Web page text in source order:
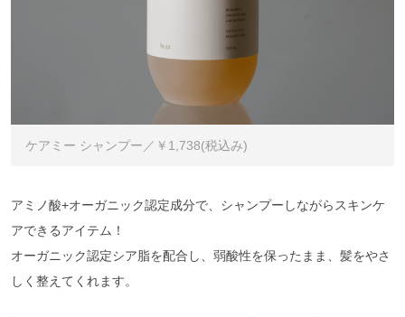
ケアミー シャンプー／￥1,738(税込み)
アミノ酸+オーガニック認定成分で、シャンプーしながらスキンケ
アできるアイテム！
オーガニック認定シア脂を配合し、弱酸性を保ったまま、髪をやさ
しく整えてくれます。